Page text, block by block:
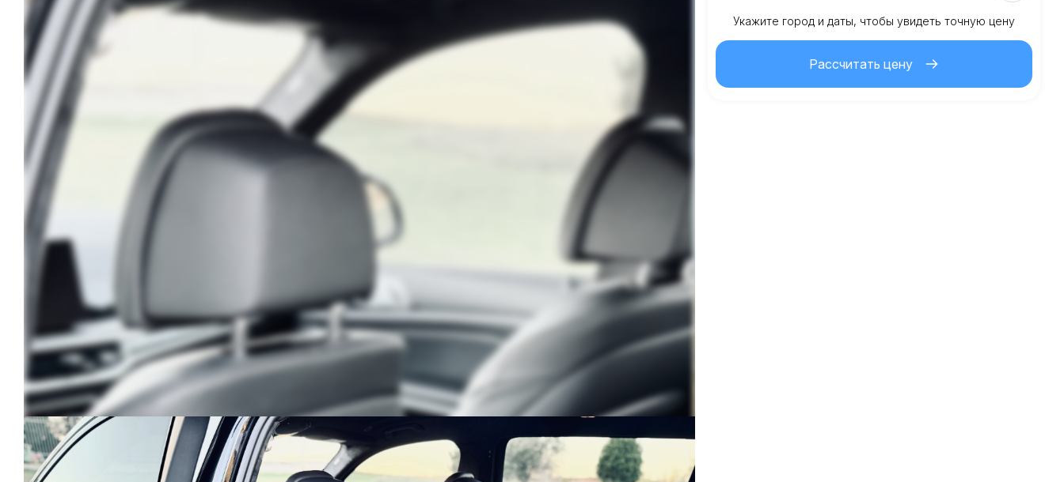
Включено км 150.00
Укажите город и даты, чтобы увидеть точную цену
Рассчитать цену